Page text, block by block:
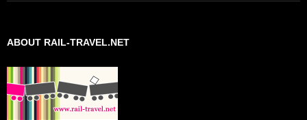
ABOUT RAIL-TRAVEL.NET